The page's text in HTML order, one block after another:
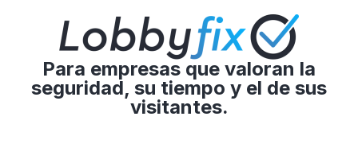
Para empresas que valoran la
seguridad, su tiempo y el de sus
visitantes.